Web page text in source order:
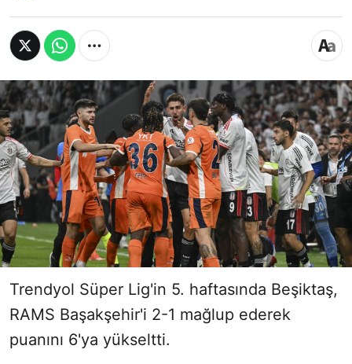
Trendyol Süper Lig'in 5. haftasında Beşiktaş,
RAMS Başakşehir'i 2-1 mağlup ederek
puanını 6'ya yükseltti.